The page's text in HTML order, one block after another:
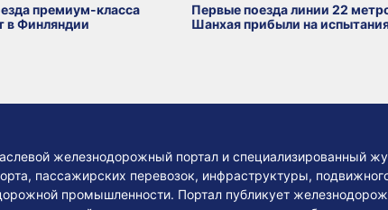
премиум-класса
в Финляндии
Первые поезда линии 22
Шанхая прибыли на
железнодорожный портал и специализированный
пассажирских перевозок, инфраструктуры,
промышленности. Портал публикует